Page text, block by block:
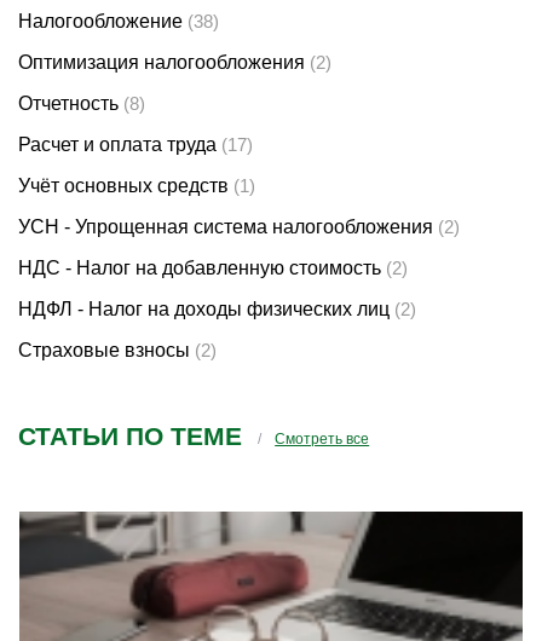
Налогообложение (38)
Оптимизация налогообложения (2)
Отчетность (8)
Расчет и оплата труда (17)
Учёт основных средств (1)
УСН - Упрощенная система налогообложения (2)
НДС - Налог на добавленную стоимость (2)
НДФЛ - Налог на доходы физических лиц (2)
Страховые взносы (2)
СТАТЬИ ПО ТЕМЕ Смотреть все